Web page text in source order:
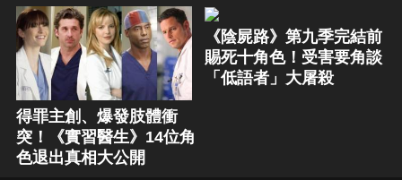
得罪主創、爆發肢體衝
突！《實習醫生》14位角
色退出真相大公開
《陰屍路》第九季完結前
賜死十角色！受害要角談
「低語者」大屠殺